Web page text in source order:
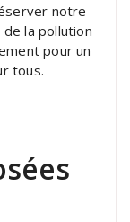
notre
la pollution
pour un
tous.